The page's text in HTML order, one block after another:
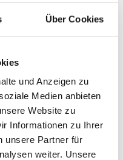
Über Cookies
und Anzeigen zu
Medien anbieten
Website zu
Informationen zu Ihrer
unsere Partner für
weiter. Unsere
die zentrale
Übergabe eines
Expertise. Unsere
Know-how, um den
Betrieben erfolgreich
Bewertung und
und Geräten,
nicht nur erfüllt,